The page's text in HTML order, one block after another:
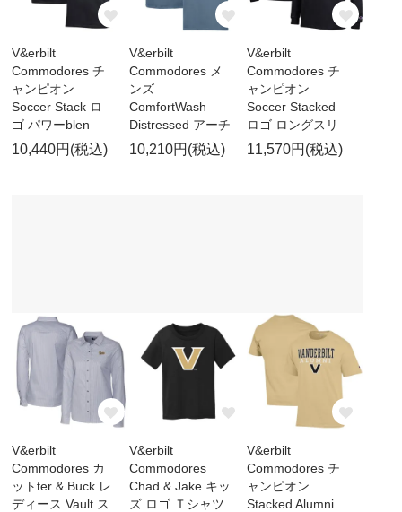
V&erbilt
Commodores チ
ャンピオン
Soccer Stack ロ
ゴ パワーblen
10,440円(税込)
V&erbilt
Commodores メ
ンズ
ComfortWash
Distressed アーチ
10,210円(税込)
V&erbilt
Commodores チ
ャンピオン
Soccer Stacked
ロゴ ロングスリ
11,570円(税込)
V&erbilt
Commodores カ
ットter & Buck レ
ディース Vault ス
V&erbilt
Commodores
Chad & Jake キッ
ズ ロゴ Ｔシャツ
V&erbilt
Commodores チ
ャンピオン
Stacked Alumni